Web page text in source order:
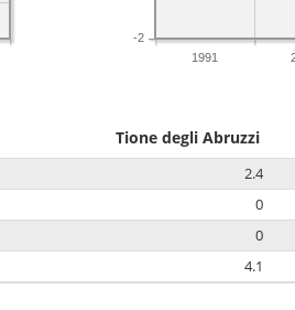
1991
-2
Tione degli Abruzzi
2.4
0
0
4.1